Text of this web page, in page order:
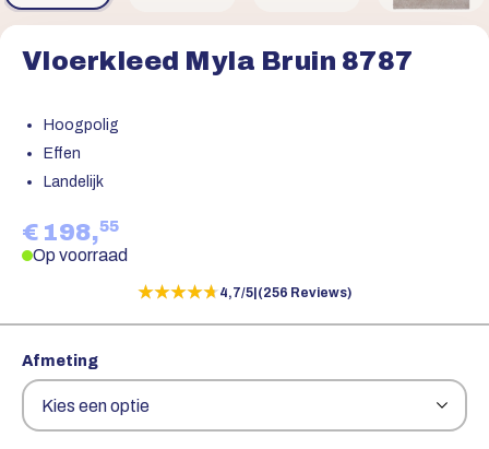
Vloerkleed Myla Bruin 8787
Hoogpolig
Effen
Landelijk
€ 198,55
Op voorraad
★★★★★
★★★★★4,7/5 (256 Reviews)
Afmeting